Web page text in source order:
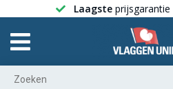
Laagste prijsgarantie